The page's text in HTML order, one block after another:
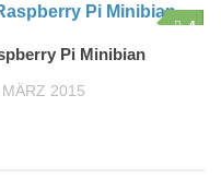
4
Pi Minibian
2015